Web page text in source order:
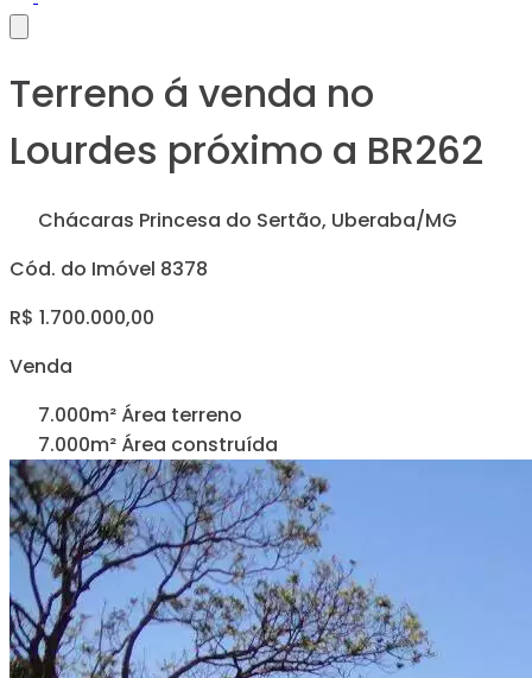
Terreno á venda no
Lourdes próximo a BR262
Chácaras Princesa do Sertão, Uberaba/MG
Cód. do Imóvel 8378
R$ 1.700.000,00
Venda
7.000m² Área terreno
7.000m² Área construída